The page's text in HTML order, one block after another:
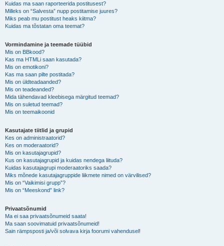
Kuidas ma saan raporteerida postitusest?
Milleks on “Salvesta” nupp postitamise juures?
Miks peab mu postitust heaks kiitma?
Kuidas ma tõstatan oma teemat?
Vormindamine ja teemade tüübid
Mis on BBkood?
Kas ma HTMLi saan kasutada?
Mis on emotikoni?
Kas ma saan pilte postitada?
Mis on üldteadaanded?
Mis on teadeanded?
Mida tähendavad kleebisega märgitud teemad?
Mis on suletud teemad?
Mis on teemaikoonid
Kasutajate tiitlid ja grupid
Kes on administraatorid?
Kes on moderaatorid?
Mis on kasutajagrupid?
Kus on kasutajagrupid ja kuidas nendega liituda?
Kuidas kasutajagrupi moderaatoriks saada?
Miks mõnede kasutajagruppide liikmete nimed on värvilised?
Mis on “Vaikimisi grupp”?
Mis on “Meeskond” link?
Privaatsõnumid
Ma ei saa privaatsõnumeid saata!
Ma saan soovimatuid privaatsõnumeid!
Sain rämpsposti ja/või solvava kirja foorumi vahendusel!